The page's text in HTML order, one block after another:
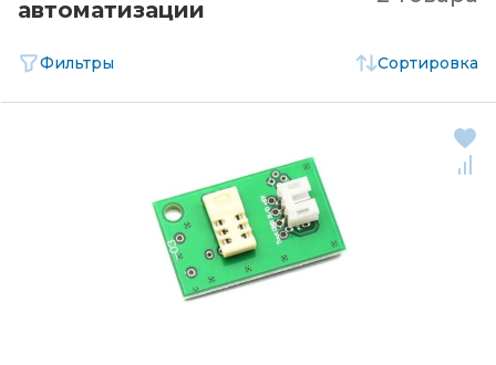
автоматизации
Фильтры Сортировка